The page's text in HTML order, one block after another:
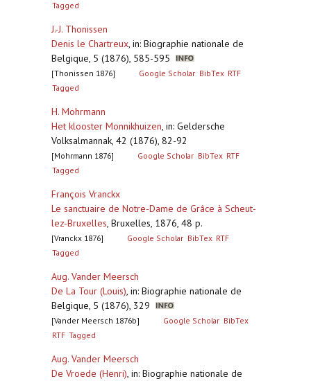
Tagged
J.-J. Thonissen
Denis le Chartreux, in: Biographie nationale de
Belgique, 5 (1876), 585-595
[Thonissen 1876] Google Scholar BibTex RTF
Tagged
H. Mohrmann
Het klooster Monnikhuizen, in: Geldersche
Volksalmannak, 42 (1876), 82-92
[Mohrmann 1876] Google Scholar BibTex RTF
Tagged
François Vranckx
Le sanctuaire de Notre-Dame de Grâce à Scheut-
lez-Bruxelles, Bruxelles, 1876, 48 p.
[Vranckx 1876] Google Scholar BibTex RTF
Tagged
Aug. Vander Meersch
De La Tour (Louis), in: Biographie nationale de
Belgique, 5 (1876), 329
[Vander Meersch 1876b] Google Scholar BibTex
RTF Tagged
Aug. Vander Meersch
De Vroede (Henri), in: Biographie nationale de